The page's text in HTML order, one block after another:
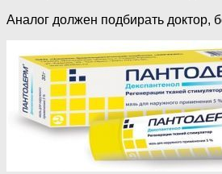
Аналог должен подбирать доктор,